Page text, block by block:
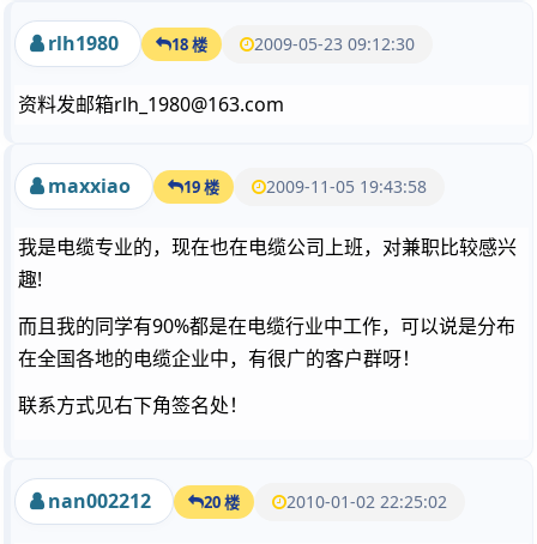
rlh1980 18 楼 2009-05-23 09:12:30
资料发邮箱rlh_1980@163.com
maxxiao 19 楼 2009-11-05 19:43:58
我是电缆专业的，现在也在电缆公司上班，对兼职比较感兴
趣!
而且我的同学有90%都是在电缆行业中工作，可以说是分布
在全国各地的电缆企业中，有很广的客户群呀！
联系方式见右下角签名处！
nan002212 20 楼 2010-01-02 22:25:02